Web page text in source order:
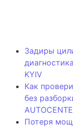
Задиры
KYIV
Как
без
Потеря